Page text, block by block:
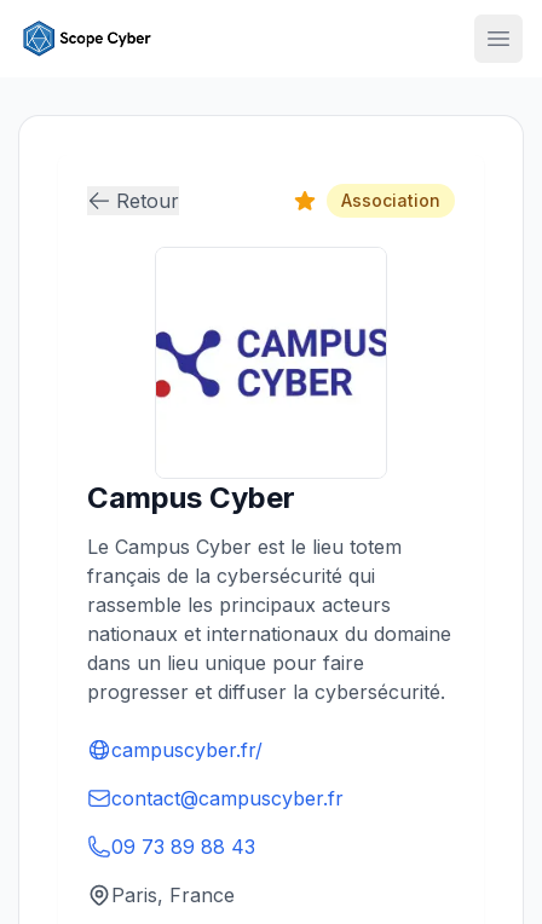
Retour Association
Campus Cyber
Le Campus Cyber est le lieu totem
français de la cybersécurité qui
rassemble les principaux acteurs
nationaux et internationaux du domaine
dans un lieu unique pour faire
progresser et diffuser la cybersécurité.
campuscyber.fr/
contact@campuscyber.fr
09 73 89 88 43
Paris, France